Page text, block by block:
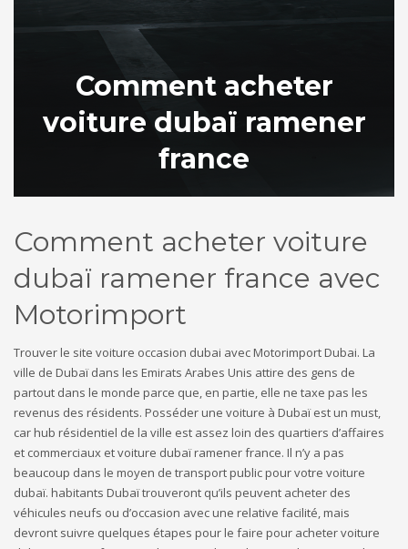
Comment acheter
voiture dubaï ramener
france
Comment acheter voiture
dubaï ramener france avec
Motorimport
Trouver le site voiture occasion dubai avec Motorimport Dubai. La
ville de Dubaï dans les Emirats Arabes Unis attire des gens de
partout dans le monde parce que, en partie, elle ne taxe pas les
revenus des résidents. Posséder une voiture à Dubaï est un must,
car hub résidentiel de la ville est assez loin des quartiers d’affaires
et commerciaux et voiture dubaï ramener france. Il n’y a pas
beaucoup dans le moyen de transport public pour votre voiture
dubaï. habitants Dubaï trouveront qu’ils peuvent acheter des
véhicules neufs ou d’occasion avec une relative facilité, mais
devront suivre quelques étapes pour le faire pour acheter voiture